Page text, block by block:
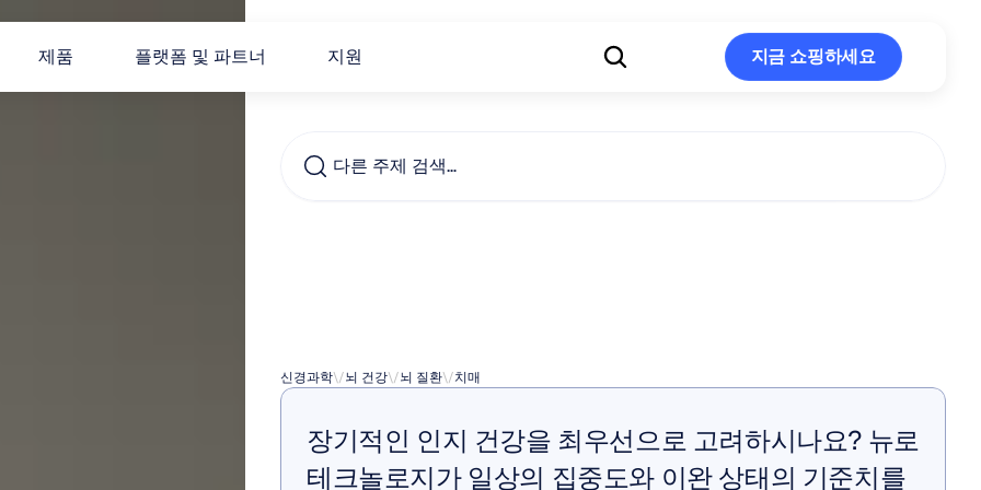
제품 플랫폼 및 파트너 지원
지금 쇼핑하세요
다른 주제 검색…
신경과학\/뇌 건강\/뇌 질환\/치매
장기적인 인지 건강을 최우선으로 고려하시나요? 뉴로
테크놀로지가 일상의 집중도와 이완 상태의 기준치를